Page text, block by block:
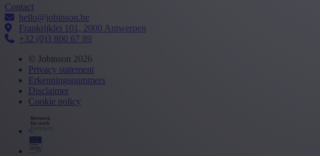
Contact
hello@jobinson.be
Frankrijklei 101, 2000 Antwerpen
+32 (0)3 800 67 89
© Jobinson 2026
Privacy statement
Erkenningsnummers
Disclaimer
Cookie policy